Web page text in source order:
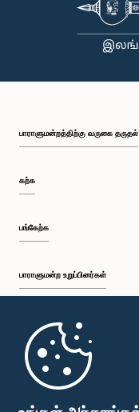
பாராளுமன்றத்திற்கு வருகை தருதல்
கற்க
பங்கேற்க
பாராளுமன்ற உறுப்பினர்கள்
முதற்பக்கம்
பாராளுமன்ற கையடக்க செயலி